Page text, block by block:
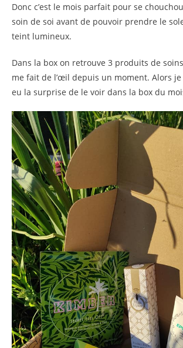
Donc c’est le mois parfait pour se
soin de soi avant de pouvoir prendre le
teint lumineux.
Dans la box on retrouve 3 produits de
me fait de l’œil depuis un moment. Alors je
eu la surprise de le voir dans la box du